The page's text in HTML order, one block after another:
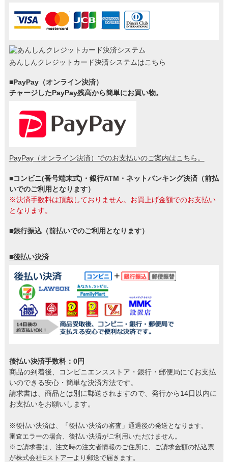
あんしんクレジットカード決済システムはこちら
■PayPay（オンライン決済）
チャージしたPayPay残高から簡単にお買い物。
PayPay（オンライン決済）でのお支払いのご案内はこちら。
■コンビニ(番号端末式)・銀行ATM・ネットバンキング決済（前払
いでのご利用となります）
※決済手数料は頂戴しておりません。お買上げ金額でのお支払い
となります。
■銀行振込（前払いでのご利用となります）
■後払い決済
後払い決済手数料：0円
商品の到着後、コンビニエンスストア・銀行・郵便局にてお支払
いのできる安心・簡単な決済方法です。
請求書は、商品とは別に郵送されますので、発行から14日以内に
お支払いをお願いします。
※後払い決済は、「後払い決済の審査」通過後の発送となります。
審査エラーの場合、後払い決済がご利用いただけません。
※ご請求書は、注文時の注文者情報のご住所に、ご請求金額の払込票
が株式会社Eストアーより郵送で届きます。